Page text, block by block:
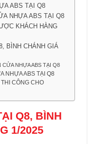
ABS TẠI Q8
NHỰA ABS TẠI Q8
KHÁCH HÀNG
BÌNH CHÁNH GIÁ
CỬA NHỰA ABS TẠI Q8
NHỰA ABS TẠI Q8
CÔNG CHO
Q8, BÌNH
1/2025